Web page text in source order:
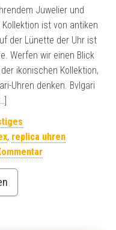
Juwelier und
ist von antiken
der Lünette der Uhr ist
Werfen wir einen Blick
ikonischen Kollektion,
Uhren denken. Bvlgari
, replica uhren